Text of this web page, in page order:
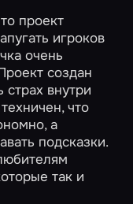
проект
игроков
очень
создан
страх внутри
что
а
подсказки.
так и